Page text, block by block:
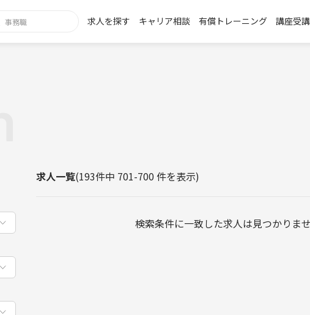
求人を探す キャリア相談 有償トレーニング 講座受講
求人一覧(193件中 701-700 件を表示)
検索条件に一致した求人は見つかりませ